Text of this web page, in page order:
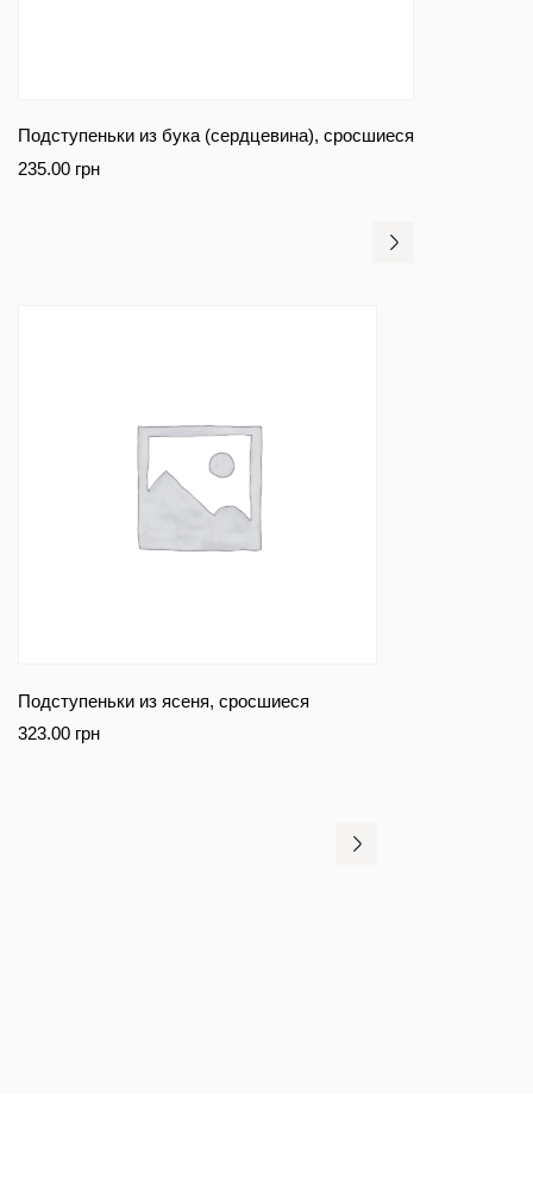
Подступеньки из бука (сердцевина), сросшиеся
235.00 грн
Подступеньки из ясеня, сросшиеся
323.00 грн